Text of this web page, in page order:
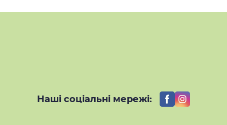
Наші соціальні мережі: